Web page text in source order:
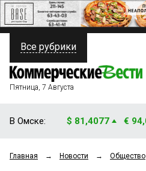
ПОЛИТИКА
ФИНАНСЫ
ОБЩЕСТВО
Все рубрики
Пятница, 7 Августа
В Омске: $ 81,4077 €
Главная → Новости → Общество